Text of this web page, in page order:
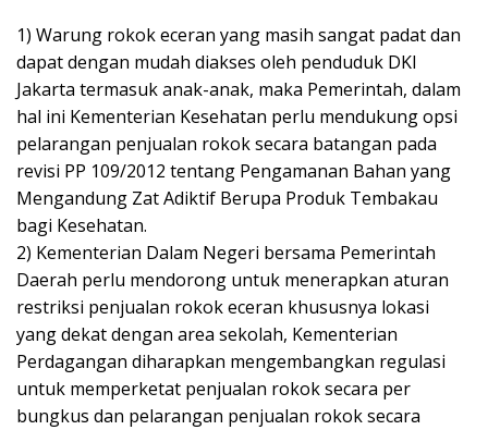
1) Warung rokok eceran yang masih sangat padat dan
dapat dengan mudah diakses oleh penduduk DKI
Jakarta termasuk anak-anak, maka Pemerintah, dalam
hal ini Kementerian Kesehatan perlu mendukung opsi
pelarangan penjualan rokok secara batangan pada
revisi PP 109/2012 tentang Pengamanan Bahan yang
Mengandung Zat Adiktif Berupa Produk Tembakau
bagi Kesehatan.
2) Kementerian Dalam Negeri bersama Pemerintah
Daerah perlu mendorong untuk menerapkan aturan
restriksi penjualan rokok eceran khususnya lokasi
yang dekat dengan area sekolah, Kementerian
Perdagangan diharapkan mengembangkan regulasi
untuk memperketat penjualan rokok secara per
bungkus dan pelarangan penjualan rokok secara